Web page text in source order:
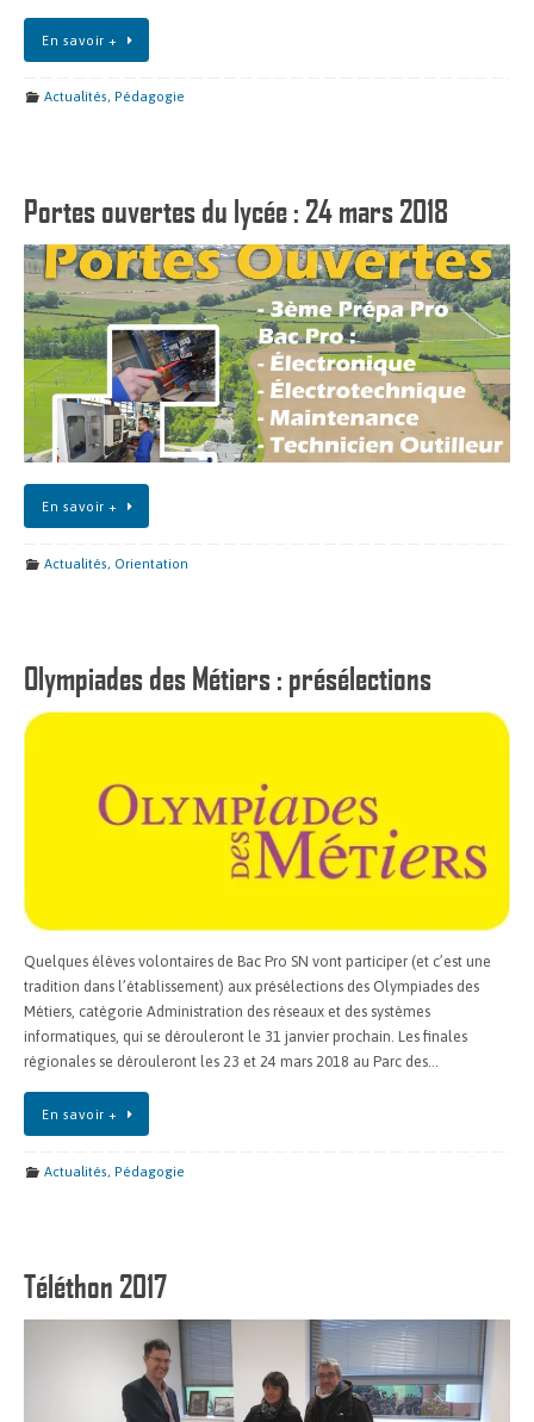
En savoir +
Actualités, Pédagogie
Portes ouvertes du lycée : 24 mars 2018
En savoir +
Actualités, Orientation
Olympiades des Métiers : présélections
Quelques élèves volontaires de Bac Pro SN vont participer (et c’est une
tradition dans l’établissement) aux présélections des Olympiades des
Métiers, catégorie Administration des réseaux et des systèmes
informatiques, qui se dérouleront le 31 janvier prochain. Les finales
régionales se dérouleront les 23 et 24 mars 2018 au Parc des…
En savoir +
Actualités, Pédagogie
Téléthon 2017